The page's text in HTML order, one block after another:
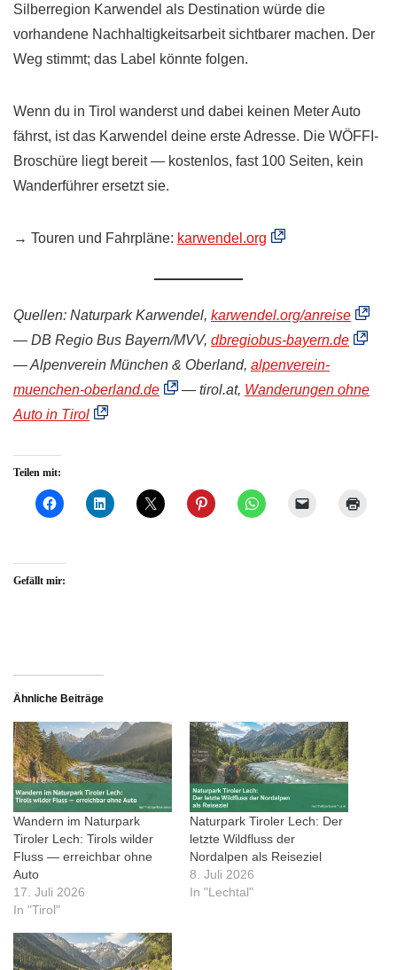
Silberregion Karwendel als Destination würde die
vorhandene Nachhaltigkeitsarbeit sichtbarer machen. Der
Weg stimmt; das Label könnte folgen.
Wenn du in Tirol wanderst und dabei keinen Meter Auto
fährst, ist das Karwendel deine erste Adresse. Die WÖFFI-
Broschüre liegt bereit — kostenlos, fast 100 Seiten, kein
Wanderführer ersetzt sie.
→ Touren und Fahrpläne: karwendel.org
Quellen: Naturpark Karwendel, karwendel.org/anreise
— DB Regio Bus Bayern/MVV, dbregiobus-bayern.de
— Alpenverein München & Oberland, alpenverein-
muenchen-oberland.de
— tirol.at, Wanderungen ohne
Auto in Tirol
Teilen mit:
Gefällt mir:
Ähnliche Beiträge
Wandern im Naturpark
Tiroler Lech: Tirols wilder
Fluss — erreichbar ohne
Auto
17. Juli 2026
In "Tirol"
Naturpark Tiroler Lech: Der
letzte Wildfluss der
Nordalpen als Reiseziel
8. Juli 2026
In "Lechtal"